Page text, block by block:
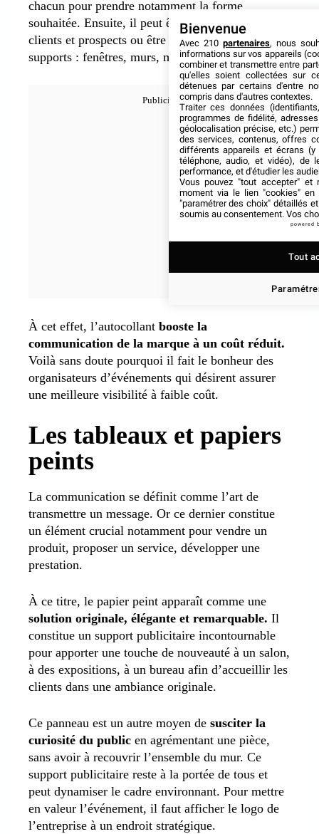
chacun pour prendre notamment la forme
souhaitée. Ensuite, il peut être distribué aux
clients et prospects ou être collé sur différents
supports : fenêtres, murs, meubles, stands, portes.
À cet effet, l’autocollant booste la
communication de la marque à un coût réduit.
Voilà sans doute pourquoi il fait le bonheur des
organisateurs d’événements qui désirent assurer
une meilleure visibilité à faible coût.
Les tableaux et papiers
peints
La communication se définit comme l’art de
transmettre un message. Or ce dernier constitue
un élément crucial notamment pour vendre un
produit, proposer un service, développer une
prestation.
À ce titre, le papier peint apparaît comme une
solution originale, élégante et remarquable. Il
constitue un support publicitaire incontournable
pour apporter une touche de nouveauté à un salon,
à des expositions, à un bureau afin d’accueillir les
clients dans une ambiance originale.
Ce panneau est un autre moyen de susciter la
curiosité du public en agrémentant une pièce,
sans avoir à recouvrir l’ensemble du mur. Ce
support publicitaire reste à la portée de tous et
peut dynamiser le cadre environnant. Pour mettre
en valeur l’événement, il faut afficher le logo de
l’entreprise à un endroit stratégique.
Bienvenue
Avec 210 partenaires, nous
informations sur vos appareils
combiner et transmettre entre
qu'elles soient collectées sur
détenues par certains d'entre
compris dans d'autres contextes.
Traiter ces données
programmes de fidélité,
géolocalisation précise, etc.)
des services, contenus, offres
différents appareils et écrans (y
téléphone, audio, et vidéo), de
performance, et d'étudier les
Vous pouvez "tout accepter" et
moment via le lien "cookies" en
"paramétrer des choix" détaillés
soumis au consentement. Vos
powered
Tout